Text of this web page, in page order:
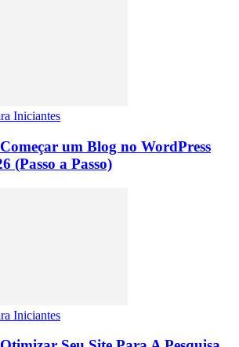
Iniciantes
um Blog no WordPress
(Passo a Passo)
Iniciantes